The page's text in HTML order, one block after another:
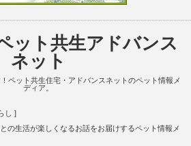
ット共生アドバンス
ネット
ペット共生住宅・アドバンスネットのペット情報メ
ディア。
し ]
の生活が楽しくなるお話をお届けするペット情報メ